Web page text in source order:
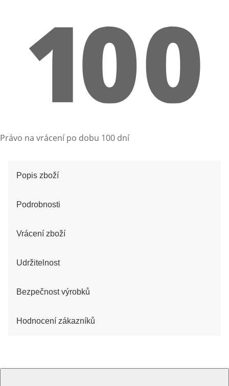
Právo na vrácení po dobu 100 dní
Popis zboží
Podrobnosti
Vrácení zboží
Udržitelnost
Bezpečnost výrobků
Hodnocení zákazníků